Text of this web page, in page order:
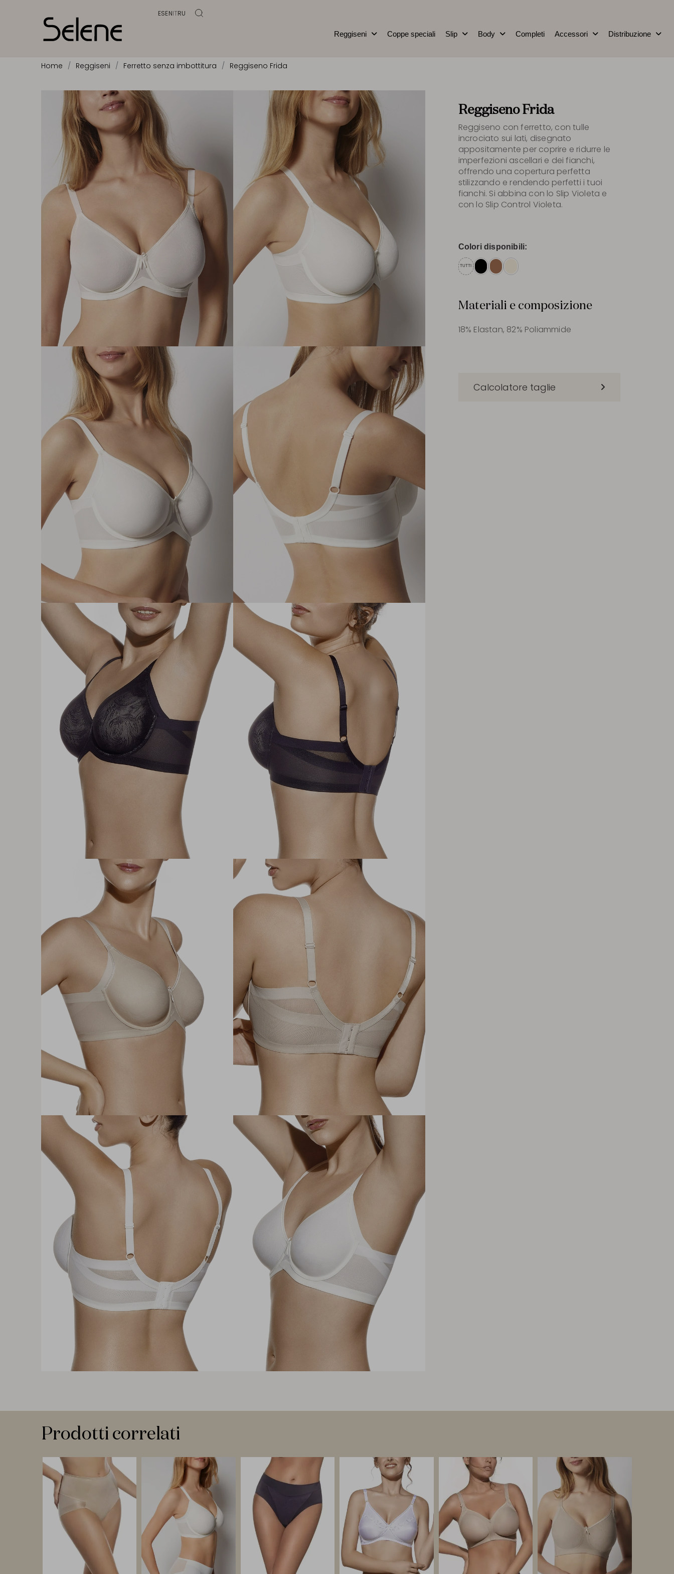
ESENITRU
Reggiseni Coppe speciali Slip Body Completi Accessori Distribuzione
Home Reggiseni Ferretto senza imbottitura Reggiseno Frida
Reggiseno Frida
Reggiseno con ferretto, con tulle
incrociato sui lati, disegnato
appositamente per coprire e ridurre le
imperfezioni ascellari e dei fianchi,
offrendo una copertura perfetta
stilizzando e rendendo perfetti i tuoi
fianchi. Si abbina con lo Slip Violeta e
con lo Slip Control Violeta.
Colori disponibili:
TUTTI
Materiali e composizione
18% Elastan, 82% Poliammide
Calcolatore taglie
Prodotti correlati